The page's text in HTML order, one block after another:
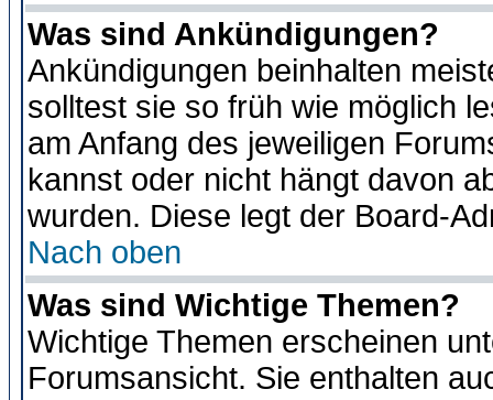
Was sind Ankündigungen?
Ankündigungen beinhalten
solltest sie so früh wie möglich
am Anfang des jeweiligen
kannst oder nicht hängt davon
wurden. Diese legt der Board-
Nach oben
Was sind Wichtige Themen?
Wichtige Themen erscheinen
Forumsansicht. Sie enthalten